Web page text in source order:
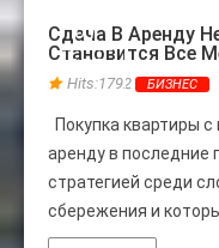
Сдача В Аренду
Становится Все
Hits:1792 БИЗНЕС
Покупка квартиры
аренду в последние
стратегией среди
сбережения и
01
АВГ